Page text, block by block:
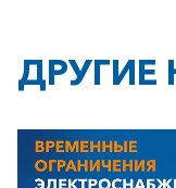
ДРУГИЕ